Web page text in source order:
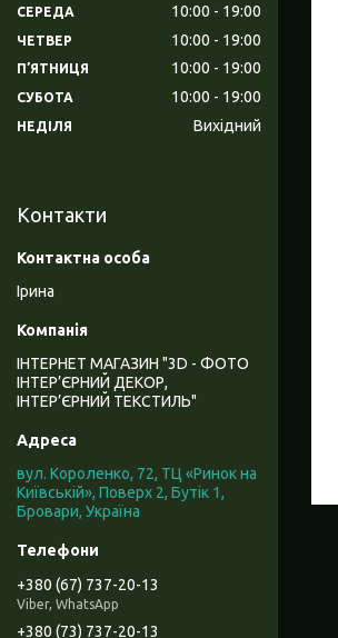
СЕРЕДА 10:00 19:00
ЧЕТВЕР 10:00 19:00
ПʼЯТНИЦЯ 10:00 19:00
СУБОТА 10:00 19:00
НЕДІЛЯ Вихідний
Контакти
Ірина
ІНТЕРНЕТ МАГАЗИН "3D - ФОТО
ІНТЕР’ЄРНИЙ ДЕКОР,
ІНТЕР’ЄРНИЙ ТЕКСТИЛЬ"
вул. Короленко, 72, ТЦ «Ринок на
Київській», Поверх 2, Бутік 1,
Бровари, Україна
+380 (67) 737-20-13
Viber, WhatsApp
+380 (73) 737-20-13